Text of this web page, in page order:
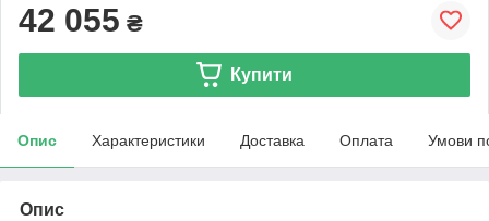
42 055 ₴
Купити
Опис Характеристики Доставка Оплата Умови
Опис